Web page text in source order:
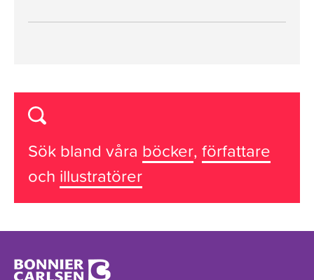
Sök bland våra böcker, författare
och illustratörer